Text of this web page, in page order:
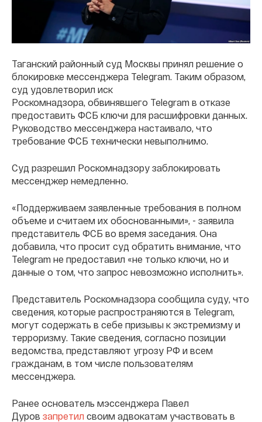
Таганский районный суд Москвы принял решение о
блокировке мессенджера Telegram. Таким образом,
суд удовлетворил иск
Роскомнадзора, обвинявшего Telegram в отказе
предоставить ФСБ ключи для расшифровки данных.
Руководство мессенджера настаивало, что
требование ФСБ технически невыполнимо.
Суд разрешил Роскомнадзору заблокировать
мессенджер немедленно.
«Поддерживаем заявленные требования в полном
объеме и считаем их обоснованными», - заявила
представитель ФСБ во время заседания. Она
добавила, что просит суд обратить внимание, что
Telegram не предоставил «не только ключи, но и
данные о том, что запрос невозможно исполнить».
Представитель Роскомнадзора сообщила суду, что
сведения, которые распространяются в Telegram,
могут содержать в себе призывы к экстремизму и
терроризму. Такие сведения, согласно позиции
ведомства, представляют угрозу РФ и всем
гражданам, в том числе пользователям
мессенджера.
Ранее основатель мэссенджера Павел
Дуров запретил своим адвокатам участвовать в